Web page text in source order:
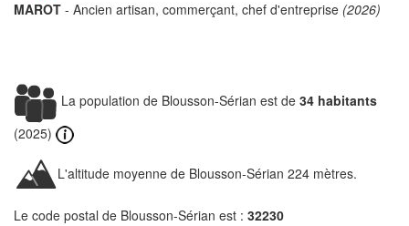
MAROT - Ancien artisan, commerçant, chef d'entreprise (2026)
La population de Blousson-Sérian est de 34 habitants
(2025)
L'altitude moyenne de Blousson-Sérian 224 mètres.
Le code postal de Blousson-Sérian est : 32230